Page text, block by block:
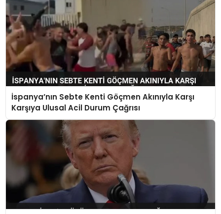
İspanya’nın Sebte Kenti Göçmen Akınıyla Karşı
Karşıya Ulusal Acil Durum Çağrısı